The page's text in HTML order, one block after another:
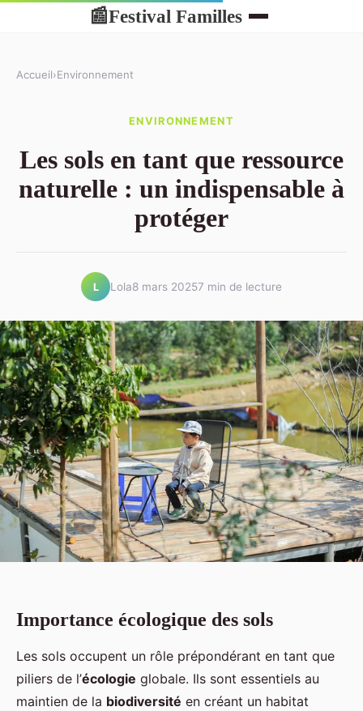
📰Festival Familles
Accueil›Environnement
ENVIRONNEMENT
Les sols en tant que ressource
naturelle : un indispensable à
protéger
L Lola8 mars 20257 min de lecture
Importance écologique des sols
Les sols occupent un rôle prépondérant en tant que
piliers de l’écologie globale. Ils sont essentiels au
maintien de la biodiversité en créant un habitat